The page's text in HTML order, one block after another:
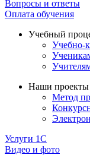
Вопросы и ответы
Оплата обучения
Учебный
Учебно-
Наши проекты
Метод
Услуги 1C
Видео и фото